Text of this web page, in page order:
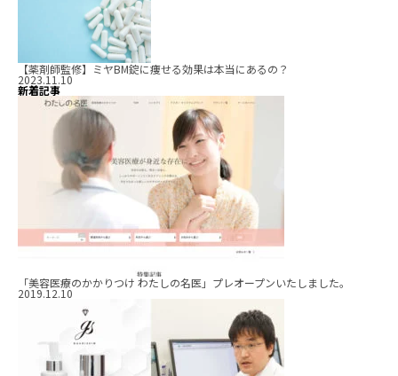
【薬剤師監修】ミヤBM錠に痩せる効果は本当にあるの？
2023.11.10
新着記事
「美容医療のかかりつけ わたしの名医」プレオープンいたしました。
2019.12.10